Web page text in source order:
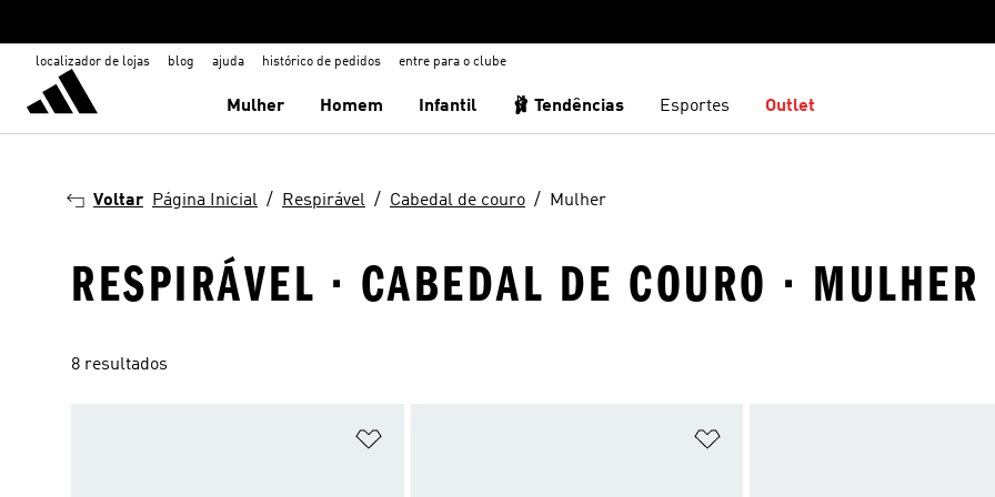
localizador de lojas blog ajuda histórico de pedidos entre para o clube
Mulher Homem Infantil 🩰 Tendências Esportes Outlet
Voltar Página Inicial Respirável Cabedal de couro Mulher
RESPIRÁVEL · CABEDAL DE COURO · MULHER
8 resultados